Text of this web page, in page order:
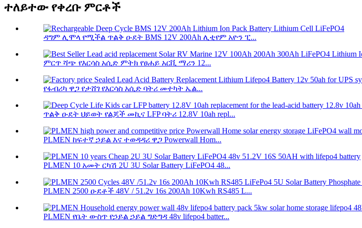
ተለይተው የቀረቡ ምርቶች
ዳግም ሊሞላ የሚችል ጥልቅ ዑደት BMS 12V 200Ah ሊቲየም አዮን ፒ...
ምርጥ ሻጭ የእርሳስ አሲድ ምትክ የፀሐይ አርቪ ማሪን 12...
የፋብሪካ ዋጋ የታሸገ የእርሳስ አሲድ ባትሪ መተካት ኤል...
ጥልቅ ዑደት ህይወት የልጆች መኪና LFP ባትሪ 12.8V 10ah repl...
PLMEN ከፍተኛ ኃይል እና ተወዳዳሪ ዋጋ Powerwall Hom...
PLMEN 10 አመት ርካሽ 2U 3U Solar Battery LiFePO4 48...
PLMEN 2500 ዑደቶች 48V / 51.2v 16s 200Ah 10Kwh RS485 L...
PLMEN የቤት ውስጥ የኃይል ኃይል ግድግዳ 48v lifepo4 batter...